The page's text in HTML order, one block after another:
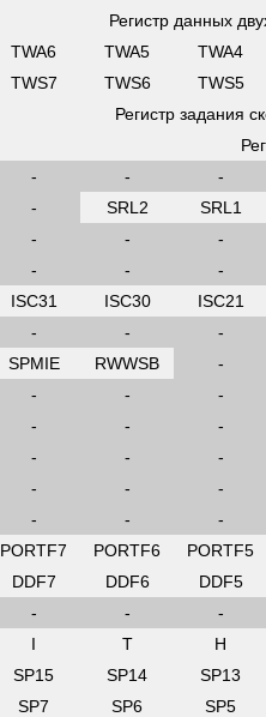
Регистр данных
TWA6 TWA5
TWA4
TWS7 TWS6
TWS5
Регистр задания
- -
-
- SRL2
SRL1
- -
-
- -
-
ISC31 ISC30
ISC21
- -
-
SPMIE RWWSB
-
- -
-
- -
-
- -
-
- -
-
- -
-
PORTF7 PORTF6
PORTF5
DDF7 DDF6
DDF5
- -
-
I T
H
SP15 SP14
SP13
SP7 SP6
SP5